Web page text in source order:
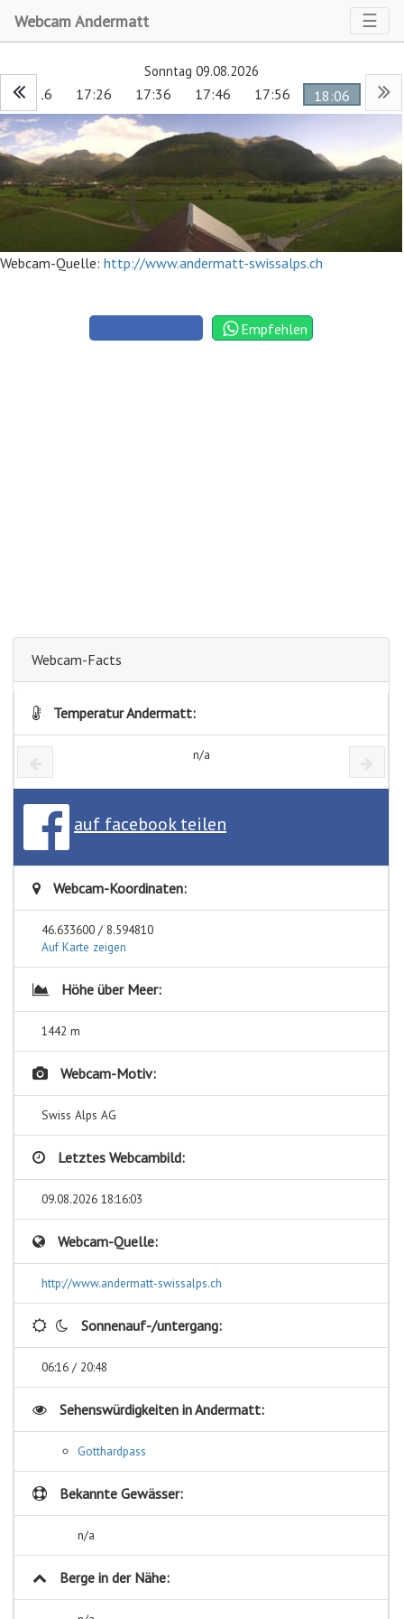
Webcam Andermatt ☰
Sonntag 09.08.2026
17:16 17:26 17:36 17:46 17:56 18:06
Webcam-Quelle: http://www.andermatt-swissalps.ch
Empfehlen
Webcam-Facts
Temperatur Andermatt:
n/a
auf facebook teilen
Webcam-Koordinaten:
46.633600 / 8.594810
Auf Karte zeigen
Höhe über Meer:
1442 m
Webcam-Motiv:
Swiss Alps AG
Letztes Webcambild:
09.08.2026 18:16:03
Webcam-Quelle:
http://www.andermatt-swissalps.ch
Sonnenauf-/untergang:
06:16 / 20:48
Sehenswürdigkeiten inAndermatt:
Gotthardpass
Bekannte Gewässer:
n/a
Berge in der Nähe: